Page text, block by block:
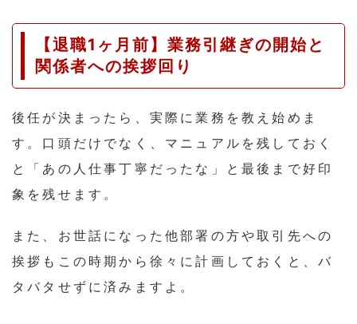
【退職1ヶ月前】業務引継ぎの開始と
関係者への挨拶回り
後任が決まったら、実際に業務を教え始めま
す。口頭だけでなく、マニュアルを残しておく
と「あの人仕事丁寧だったな」と最後まで好印
象を残せます。
また、お世話になった他部署の方や取引先への
挨拶もこの時期から徐々に計画しておくと、バ
タバタせずに済みますよ。